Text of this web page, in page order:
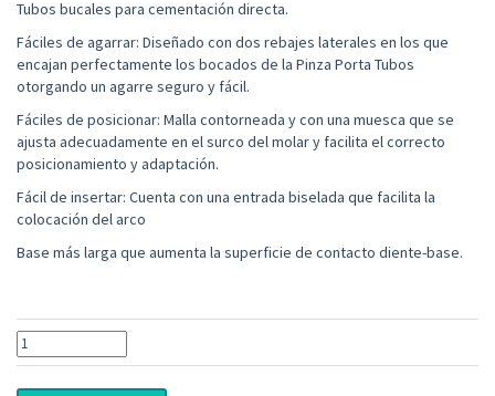
Tubos bucales para cementación directa.
Fáciles de agarrar: Diseñado con dos rebajes laterales en los que
encajan perfectamente los bocados de la Pinza Porta Tubos
otorgando un agarre seguro y fácil.
Fáciles de posicionar: Malla contorneada y con una muesca que se
ajusta adecuadamente en el surco del molar y facilita el correcto
posicionamiento y adaptación.
Fácil de insertar: Cuenta con una entrada biselada que facilita la
colocación del arco
Base más larga que aumenta la superficie de contacto diente-base.